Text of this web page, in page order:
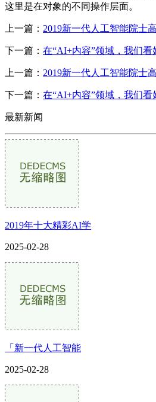
这里是在对象的不同操作层面。
上一篇： 2019新一代人工智能院士
下一篇： 在“AI+内容”领域，我们
上一篇： 2019新一代人工智能院士
下一篇： 在“AI+内容”领域，我们
最新新闻
2019年十大精彩AI学
2025-02-28
「新一代人工智能
2025-02-28